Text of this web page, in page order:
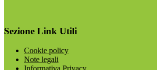
Sezione Link Utili
Cookie policy
Note legali
Informativa Privacy